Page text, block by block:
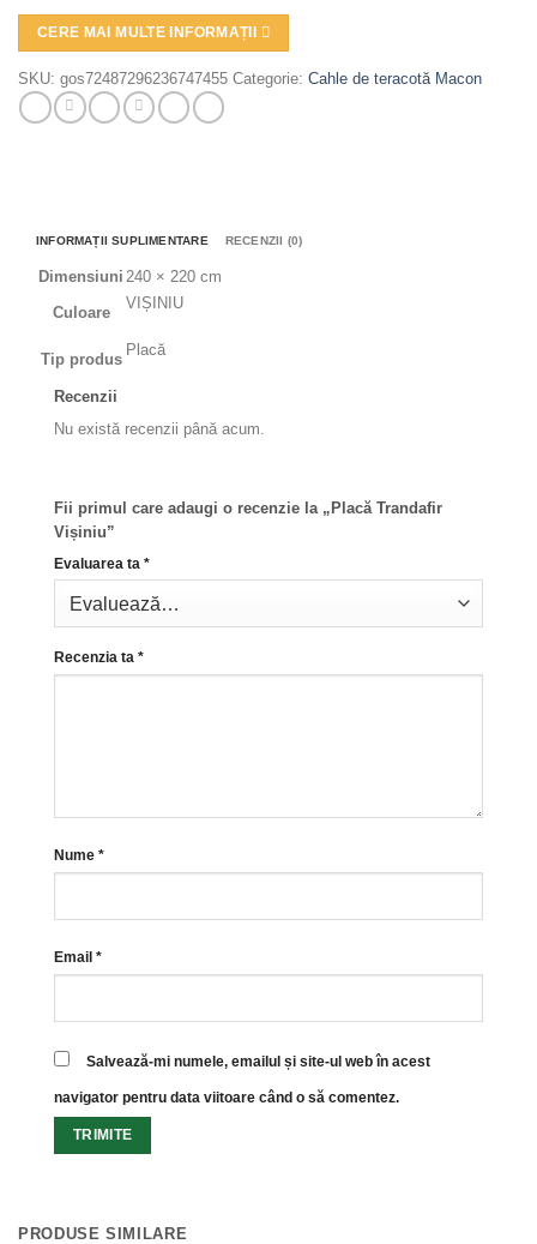
CERE MAI MULTE INFORMAȚII
SKU: gos72487296236747455 Categorie: Cahle de teracotă Macon
INFORMAȚII SUPLIMENTARE RECENZII (0)
Dimensiuni 240 × 220 cm
Culoare
VIȘINIU
Tip produs
Placă
Recenzii
Nu există recenzii până acum.
Fii primul care adaugi o recenzie la „Placă Trandafir
Vișiniu”
Evaluarea ta *
Recenzia ta *
Nume *
Email *
Salvează-mi numele, emailul și site-ul web în acest
navigator pentru data viitoare când o să comentez.
PRODUSE SIMILARE